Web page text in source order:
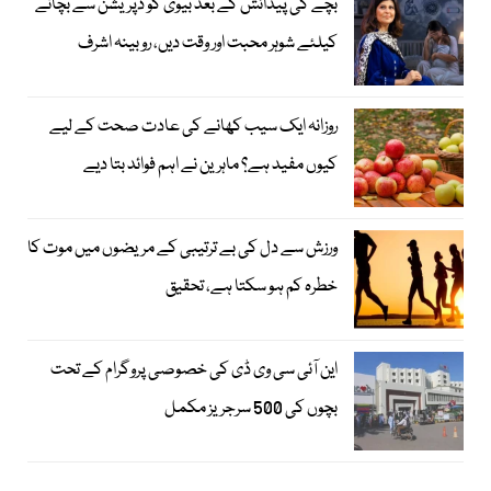
بچے کی پیدائش کے بعد بیوی کو ڈپریشن سے بچانے
کیلئے شوہر محبت اور وقت دیں، روبینہ اشرف
روزانہ ایک سیب کھانے کی عادت صحت کے لیے
کیوں مفید ہے؟ ماہرین نے اہم فوائد بتا دیے
ورزش سے دل کی بے ترتیبی کے مریضوں میں موت کا
خطرہ کم ہو سکتا ہے، تحقیق
این آئی سی وی ڈی کی خصوصی پروگرام کے تحت
بچوں کی 500 سرجریز مکمل